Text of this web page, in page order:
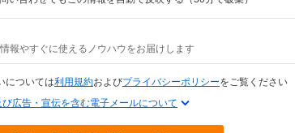
報やすぐに使えるノウハウをお届けします
については利用規約およびプライバシーポリシーをご覧ください
広告・宣伝を含む電子メールについて